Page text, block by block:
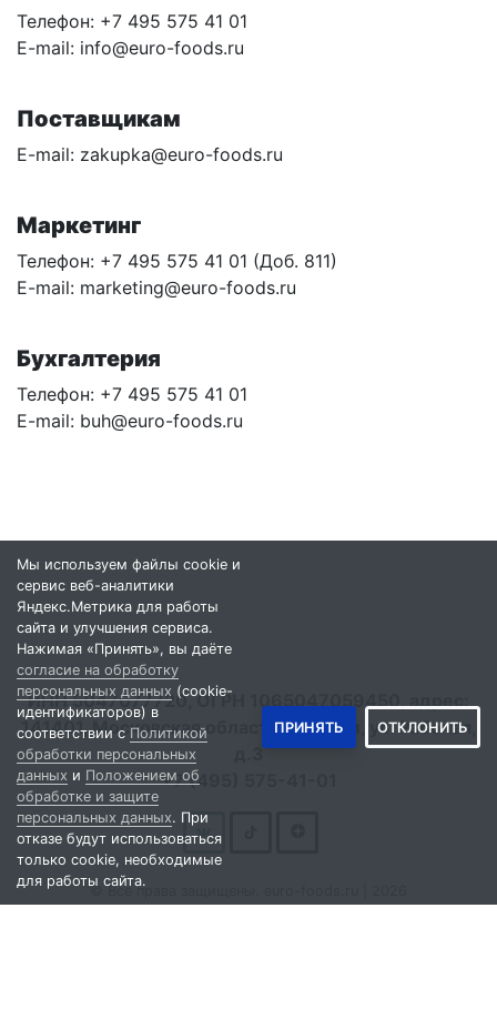
Телефон: +7 495 575 41 01
E-mail: info@euro-foods.ru
Поставщикам
E-mail: zakupka@euro-foods.ru
Маркетинг
Телефон: +7 495 575 41 01 (Доб. 811)
E-mail: marketing@euro-foods.ru
Бухгалтерия
Телефон: +7 495 575 41 01
E-mail: buh@euro-foods.ru
ИНН 5047077720, ОГРН 1065047059450, адрес:
141401, Московская область, г. Химки, ул. Рабочая,
д.3
+7 (495)
Мы в социальных сетях
© Все права защищены. euro-foods.ru | 2026
Мы используем файлы cookie и
сервис веб-аналитики
Яндекс.Метрика для работы
сайта и улучшения сервиса.
Нажимая «Принять», вы даёте
согласие на обработку
персональных данных (cookie-
идентификаторов) в
соответствии с Политикой
обработки персональных
данных и Положением об
обработке и защите
персональных данных. При
отказе будут использоваться
только cookie, необходимые
для работы сайта.
ПРИНЯТЬ ОТКЛОНИТЬ